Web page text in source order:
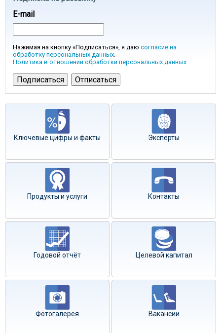
E-mail
Нажимая на кнопку «Подписаться», я даю согласие на
обработку персональных данных.
Политика в отношении обработки персональных данных
Ключевые цифры и факты Эксперты
Продукты и услуги Контакты
Годовой отчёт Целевой капитал
Фотогалерея Вакансии